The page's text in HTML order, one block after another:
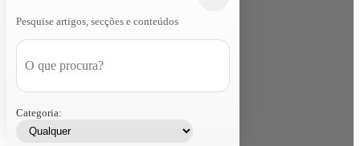
Pesquise artigos, secções e conteúdos
Categoria: